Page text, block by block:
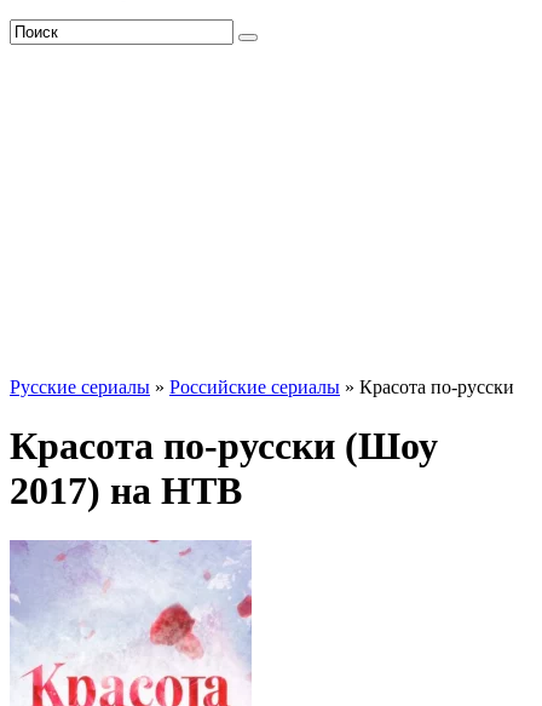
Русские сериалы » Российские сериалы » Красота по-русски
Красота по-русски (Шоу
2017) на НТВ